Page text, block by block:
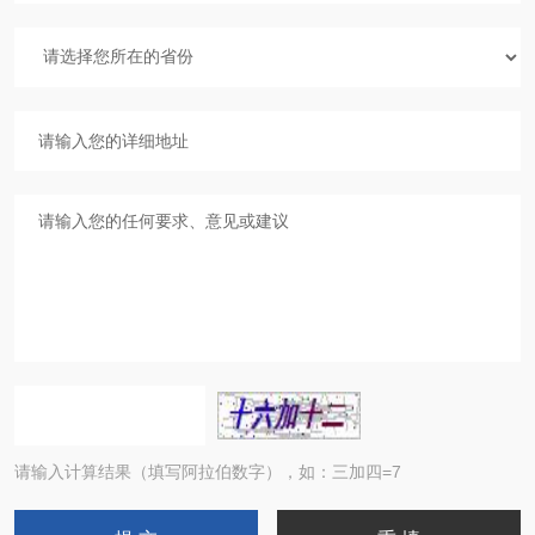
请输入计算结果（填写阿拉伯数字），如：三加四=7